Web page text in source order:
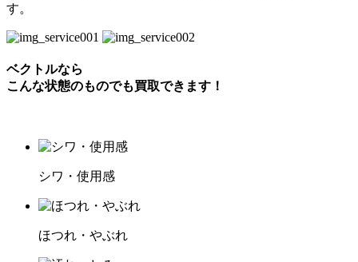
す。
ベクトルなら
こんな状態のものでも買取できます！
シワ・使用感
ほつれ・やぶれ